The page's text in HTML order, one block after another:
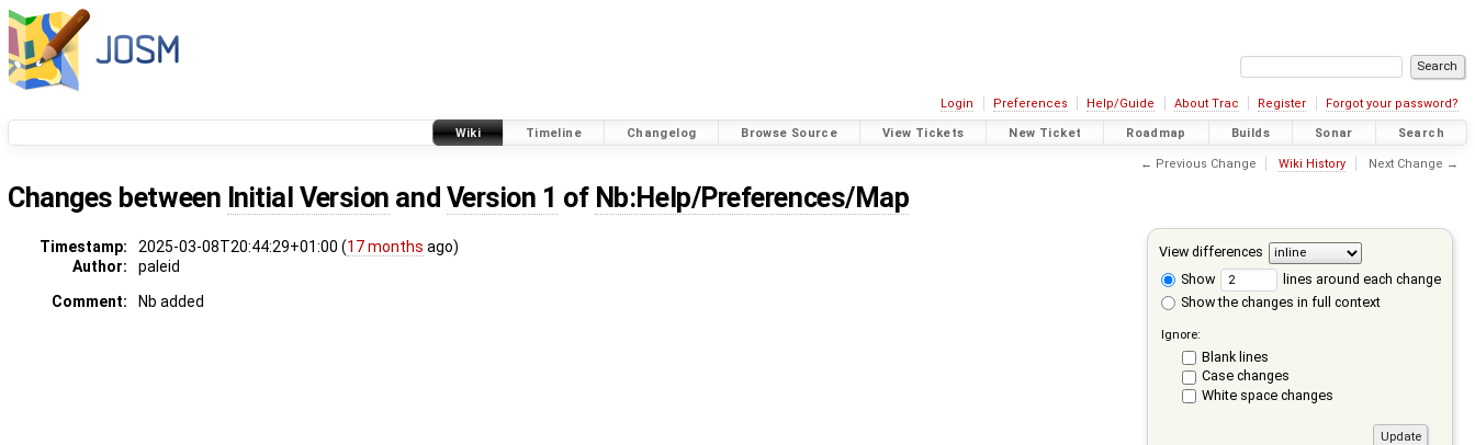
Login Preferences Help/Guide About Trac Register Forgot your password?
Wiki Timeline Changelog Browse Source View Tickets New Ticket Roadmap Builds Sonar Search
← Previous Change Wiki History Next Change →
Changes between Initial Version and Version 1 of Nb:Help/Preferences/Map
View differences
Show
lines around each change
Show the changes in full context
Ignore:
Blank lines
Case changes
White space changes
Timestamp: 2025-03-08T20:44:29+01:00 (17 months ago)
Author:
paleid
Comment:
Nb added